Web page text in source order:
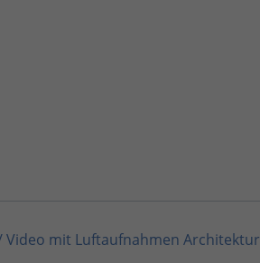
Video mit Luftaufnahmen Architektur